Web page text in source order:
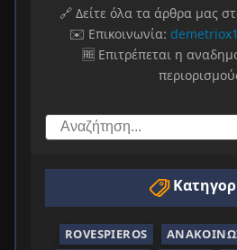
🔗 Δείτε όλα τα άρθρα μας
✉️ Επικοινωνία:
🆓 Επιτρέπεται η
ROVESPIEROS